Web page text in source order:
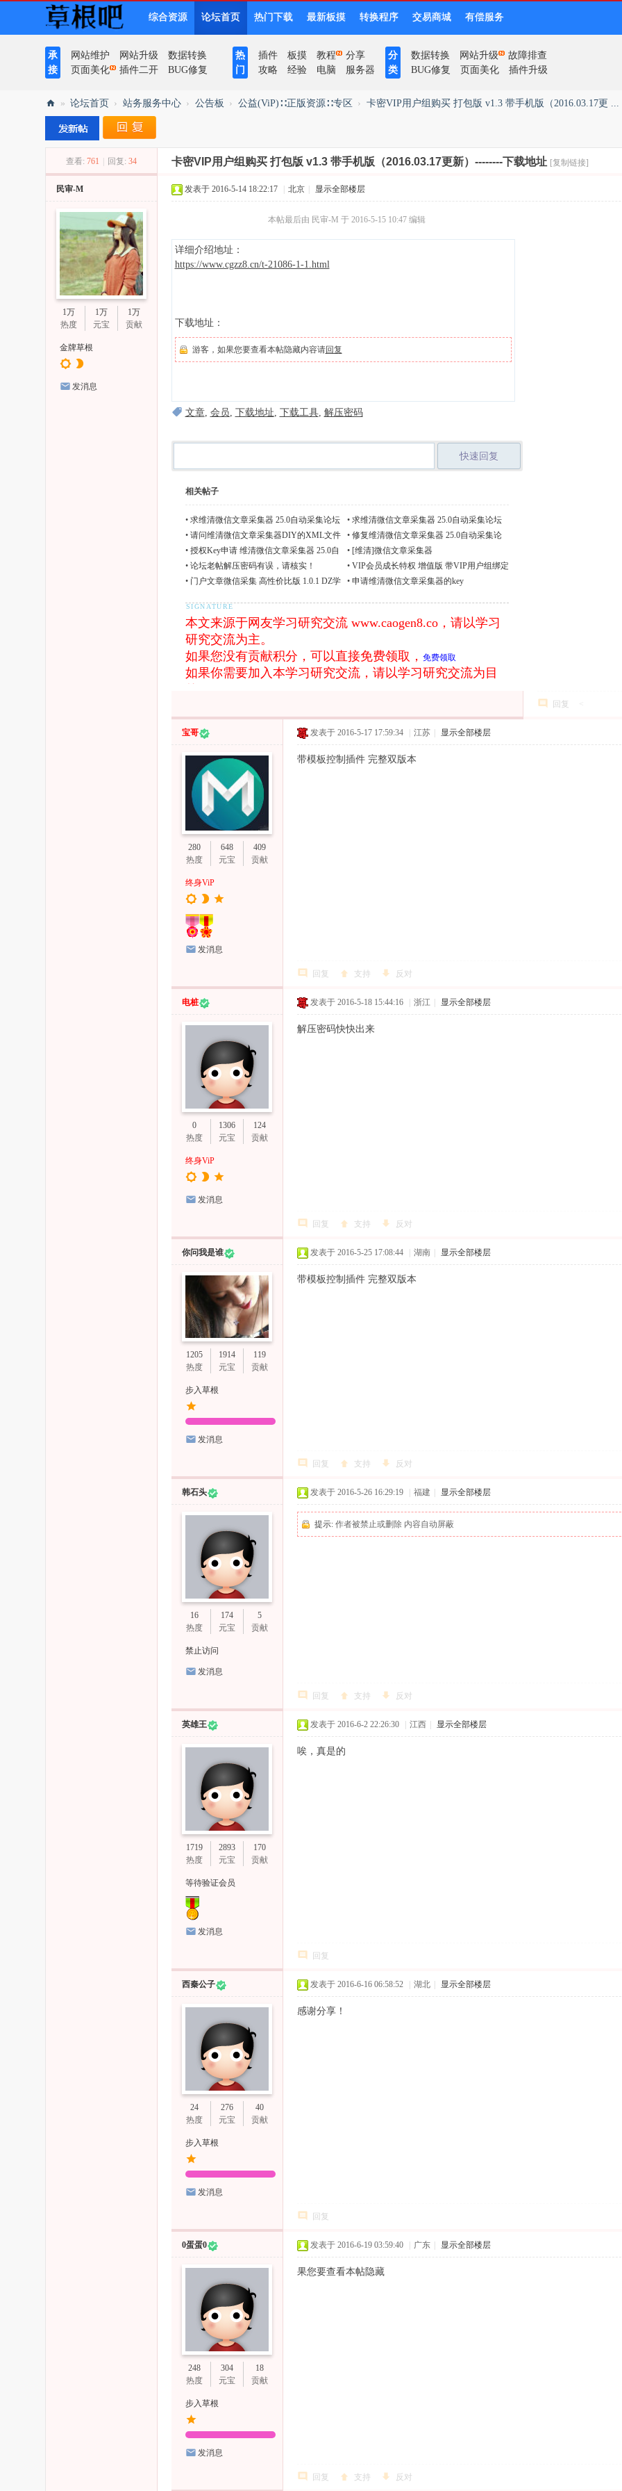
综合资源 论坛首页 热门下载 最新板摸 转换程序 交易商城 有偿服务
承
接
网站维护 网站升级
数据转换
页面美化
插件二开 BUG修复
热
门
插件 板摸 教程
分享
攻略
经验 电脑 服务器
分
类
数据转换 网站升级
故障排查
BUG修复
页面美化 插件升级
根
» 论坛首页 › 站务服务中心 › 公告板 › 公益(ViP)∷正版资源∷专区 › 卡密VIP用户组购买 打包版 v1.3 带手机版（2016.03.17更 ...
查看: 761 回复: 34 卡密VIP用户组购买 打包版 v1.3 带手机版（2016.03.17更新）--------下载地址 [复制链接]
民审-M
1万
热度
1万
元宝
1万
贡献
金牌草根
发消息
发表于 2016-5-14 18:22:17 北京 显示全部楼层
本帖最后由 民审-M 于 2016-5-15 10:47 编辑
详细介绍地址：
https://www.cgzz8.cn/t-21086-1-1.html
下载地址：
游客，如果您要查看本帖隐藏内容请回复
文章, 会员, 下载地址, 下载工具, 解压密码
快速回复
相关帖子
• 求维清微信文章采集器 25.0自动采集论坛
门户key
• 求维清微信文章采集器 25.0自动采集论坛
门户key
• 请问维清微信文章采集器DIY的XML文件
在哪下载
• 修复维清微信文章采集器 25.0自动采集论
坛门户公众号&文章分类打开空白问题
• 授权Key申请 维清微信文章采集器 25.0自
动采集论坛门户
• [维清]微信文章采集器
• 论坛老帖解压密码有误，请核实！ • VIP会员成长特权 增值版 带VIP用户组绑定
麻烦详细解释下绑定规则
• 门户文章微信采集 高性价比版 1.0.1 DZ学
• 申请维清微信文章采集器的key
本文来源于网友学习研究交流 www.caogen8.co，请以学习
研究交流为主。
如果您没有贡献积分，可以直接免费领取， 免费领取
如果你需要加入本学习研究交流，请以学习研究交流为目
回复 <
宝哥
280
热度
648
元宝
409
贡献
终身ViP
发消息
发表于 2016-5-17 17:59:34 江苏 显示全部楼层
带模板控制插件 完整双版本
回复 支持 反对
电桩
0
热度
1306
元宝
124
贡献
终身ViP
发消息
发表于 2016-5-18 15:44:16 浙江 显示全部楼层
解压密码快快出来
回复 支持 反对
你问我是谁
1205
热度
1914
元宝
119
贡献
步入草根
发消息
发表于 2016-5-25 17:08:44 湖南 显示全部楼层
带模板控制插件 完整双版本
回复 支持 反对
韩石头
16
热度
174
元宝
5
贡献
禁止访问
发消息
发表于 2016-5-26 16:29:19 福建 显示全部楼层
提示: 作者被禁止或删除 内容自动屏蔽
回复 支持 反对
英雄王
1719
热度
2893
元宝
170
贡献
等待验证会员
发消息
发表于 2016-6-2 22:26:30 江西 显示全部楼层
唉，真是的
回复
西秦公子
24
热度
276
元宝
40
贡献
步入草根
发消息
发表于 2016-6-16 06:58:52 湖北 显示全部楼层
感谢分享！
回复
0蛋蛋0
248
热度
304
元宝
18
贡献
步入草根
发消息
发表于 2016-6-19 03:59:40 广东 显示全部楼层
果您要查看本帖隐藏
回复 支持 反对